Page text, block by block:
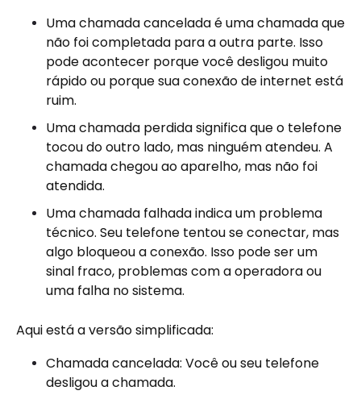
Uma chamada cancelada é uma chamada que
não foi completada para a outra parte. Isso
pode acontecer porque você desligou muito
rápido ou porque sua conexão de internet está
ruim.
Uma chamada perdida significa que o telefone
tocou do outro lado, mas ninguém atendeu. A
chamada chegou ao aparelho, mas não foi
atendida.
Uma chamada falhada indica um problema
técnico. Seu telefone tentou se conectar, mas
algo bloqueou a conexão. Isso pode ser um
sinal fraco, problemas com a operadora ou
uma falha no sistema.
Aqui está a versão simplificada:
Chamada cancelada: Você ou seu telefone
desligou a chamada.